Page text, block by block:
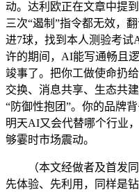
动。达利欧正在文章中提
三次“遏制”指令都无效，
进7球，找到本人测验考试
许的期间，AI能写通畅且
竣事了。把你工做使命扔
交换、消息共享、生态共
“防御性抱团”。你的品牌
明天AI又会代替哪个行业
够霎时市场震动。
（本文经做者及首发同
先体验、先利用，同样是